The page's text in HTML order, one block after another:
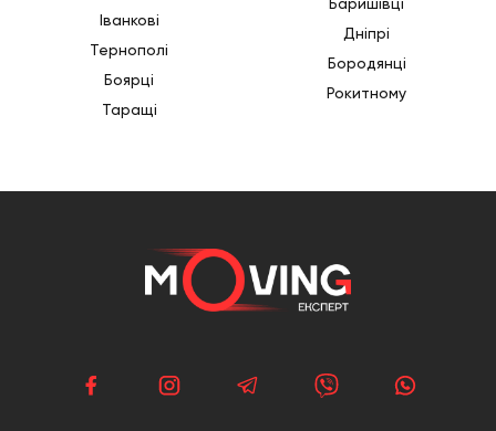
Іванкові
Тернополі
Боярці
Таращі
Дніпрі
Бородянці
Рокитному